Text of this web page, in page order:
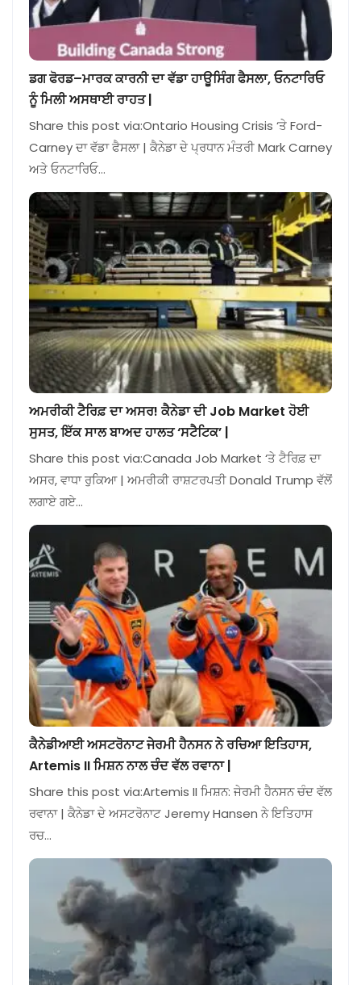
ਡਗ ਫੋਰਡ–ਮਾਰਕ ਕਾਰਨੀ ਦਾ ਵੱਡਾ ਹਾਊਸਿੰਗ ਫੈਸਲਾ, ਓਨਟਾਰਿਓ
ਨੂੰ ਮਿਲੀ ਅਸਥਾਈ ਰਾਹਤ |
Share this post via:Ontario Housing Crisis ‘ਤੇ Ford-
Carney ਦਾ ਵੱਡਾ ਫੈਸਲਾ | ਕੈਨੇਡਾ ਦੇ ਪ੍ਰਧਾਨ ਮੰਤਰੀ Mark Carney
ਅਤੇ ਓਨਟਾਰਿਓ…
ਅਮਰੀਕੀ ਟੈਰਿਫ਼ ਦਾ ਅਸਰ! ਕੈਨੇਡਾ ਦੀ Job Market ਹੋਈ
ਸੁਸਤ, ਇੱਕ ਸਾਲ ਬਾਅਦ ਹਾਲਤ ‘ਸਟੈਟਿਕ’ |
Share this post via:Canada Job Market ‘ਤੇ ਟੈਰਿਫ਼ ਦਾ
ਅਸਰ, ਵਾਧਾ ਰੁਕਿਆ | ਅਮਰੀਕੀ ਰਾਸ਼ਟਰਪਤੀ Donald Trump ਵੱਲੋਂ
ਲਗਾਏ ਗਏ…
ਕੈਨੇਡੀਆਈ ਅਸਟਰੋਨਾਟ ਜੇਰਮੀ ਹੈਨਸਨ ਨੇ ਰਚਿਆ ਇਤਿਹਾਸ,
Artemis II ਮਿਸ਼ਨ ਨਾਲ ਚੰਦ ਵੱਲ ਰਵਾਨਾ |
Share this post via:Artemis II ਮਿਸ਼ਨ: ਜੇਰਮੀ ਹੈਨਸਨ ਚੰਦ ਵੱਲ
ਰਵਾਨਾ | ਕੈਨੇਡਾ ਦੇ ਅਸਟਰੋਨਾਟ Jeremy Hansen ਨੇ ਇਤਿਹਾਸ
ਰਚ…